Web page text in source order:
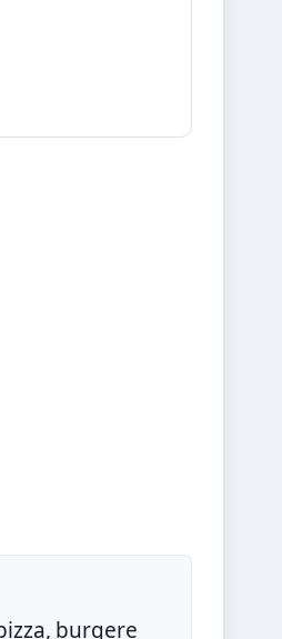
burgere